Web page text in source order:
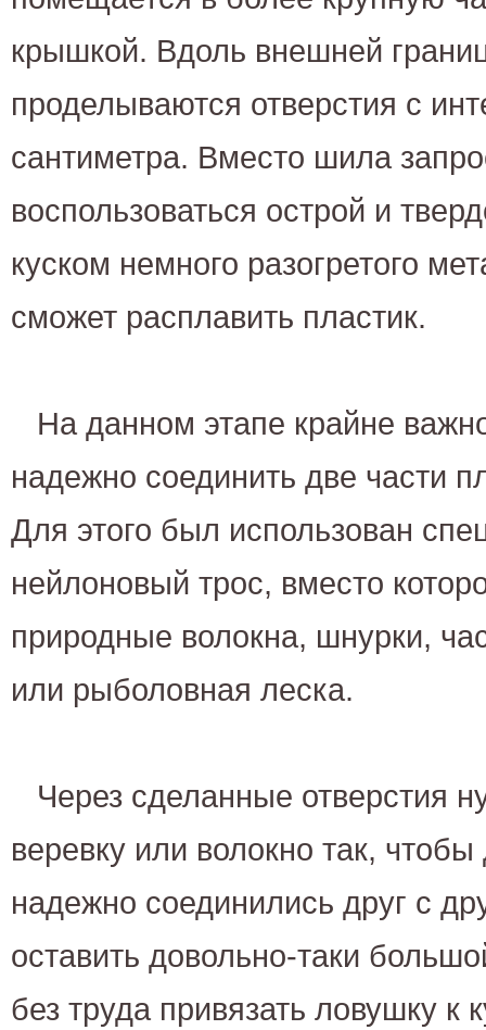
крышкой. Вдоль внешней
проделываются отверстия с
сантиметра. Вместо шила
воспользоваться острой и
куском немного разогретого
сможет расплавить пластик.
На данном этапе крайне
надежно соединить две части
Для этого был использован
нейлоновый трос, вместо
природные волокна, шнурки,
или рыболовная леска.
Через сделанные отверстия
веревку или волокно так,
надежно соединились друг с
оставить довольно-таки
без труда привязать ловушку к